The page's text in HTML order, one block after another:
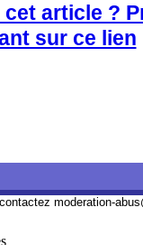
article ?
sur ce lien
moderation-